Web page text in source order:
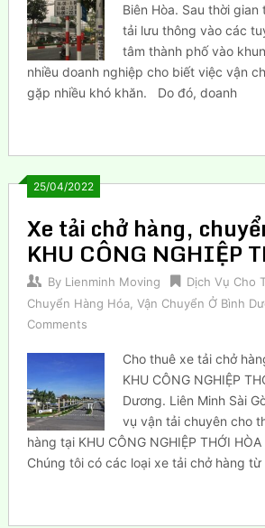
Biên Hòa. Sau thời
tải lưu thông vào các
tâm thành phố vào
nhiều doanh nghiệp cho biết việc vận
gặp nhiều khó khăn. Do đó, doanh
25/04/2022
Xe tải chở hàng,
KHU CÔNG NGHIỆP
By Lienminh Moving Dịch Vụ Cho
Chuyển Hàng Hóa, Vận Chuyển Ở Bình
Comments
Cho thuê xe tải chở
KHU CÔNG NGHIỆP
Dương. Liên Minh Sài
vụ vận tải chuyên cho
hàng tại KHU CÔNG NGHIỆP THỚI
Chúng tôi có các loại xe tải chở hàng từ